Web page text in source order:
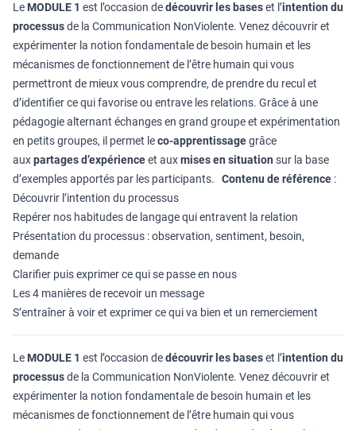
Le MODULE 1 est l’occasion dedécouvrir les baseset l’intention du
processusde la Communication NonViolente. Venez découvrir et
expérimenter la notion fondamentale de besoin humain et les
mécanismes de fonctionnement de l’être humain qui vous
permettront de mieux vous comprendre, de prendre du recul et
d’identifier ce qui favorise ou entrave les relations. Grâce à une
pédagogie alternant échanges en grand groupe et expérimentation
en petits groupes, il permet leco-apprentissagegrâce
auxpartages d’expérienceet auxmises en situation sur la base
d’exemples apportés par les participants. Contenu de référence :
Découvrir l’intention du processus
Repérer nos habitudes de langage qui entravent la relation
Présentation du processus : observation, sentiment, besoin,
demande
Clarifier puis exprimer ce qui se passe en nous
Les 4 manières de recevoir un message
S’entraîner à voir et exprimer ce qui va bien et un remerciement
Le MODULE 1 est l’occasion dedécouvrir les baseset l’intention du
processusde la Communication NonViolente. Venez découvrir et
expérimenter la notion fondamentale de besoin humain et les
mécanismes de fonctionnement de l’être humain qui vous